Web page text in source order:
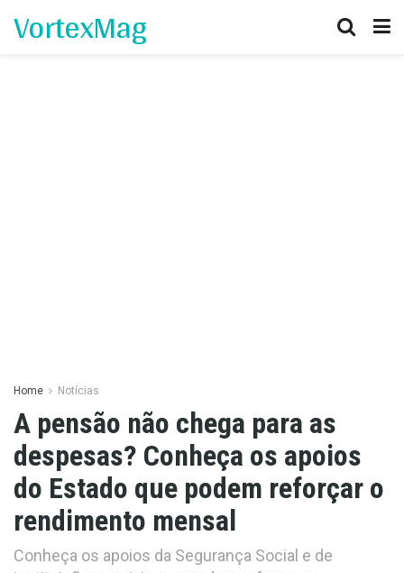
VortexMag
Home Notícias
A pensão não chega para as
despesas? Conheça os apoios
do Estado que podem reforçar o
rendimento mensal
Conheça os apoios da Segurança Social e de